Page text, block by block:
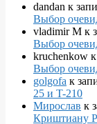
dandan к
Выбор
vladimir M к
Выбор
kruchenkow
Выбор
golgofa к
25 и T-210
Мирослав к
Криштиану